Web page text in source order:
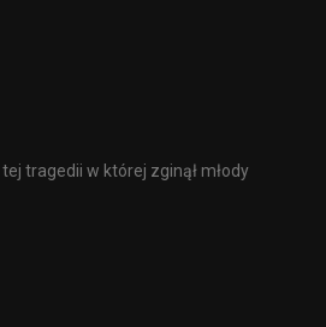
tragedii w której zginął młody